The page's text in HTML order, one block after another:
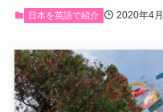
日本を英語で紹介 2020年4